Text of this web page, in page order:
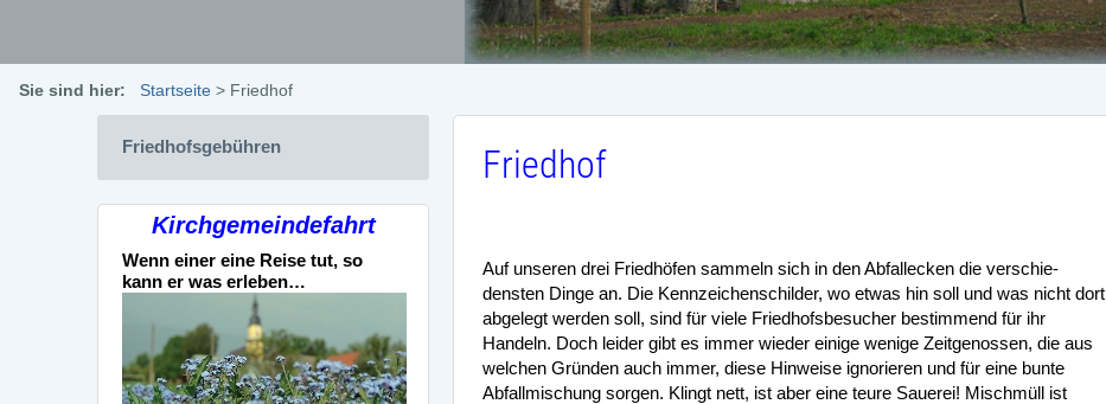
Sie sind hier: Startseite > Friedhof
Friedhof
Auf unseren drei Friedhöfen sammeln sich in den Abfallecken die verschie-
densten Dinge an. Die Kennzeichenschilder, wo etwas hin soll und was nicht dort
abgelegt werden soll, sind für viele Friedhofsbesucher bestimmend für ihr
Handeln. Doch leider gibt es immer wieder einige wenige Zeitgenossen, die aus
welchen Gründen auch immer, diese Hinweise ignorieren und für eine bunte
Abfallmischung sorgen. Klingt nett, ist aber eine teure Sauerei! Mischmüll ist
Friedhofsgebühren
Kirchgemeindefahrt
Wenn einer eine Reise tut, so
kann er was erleben…